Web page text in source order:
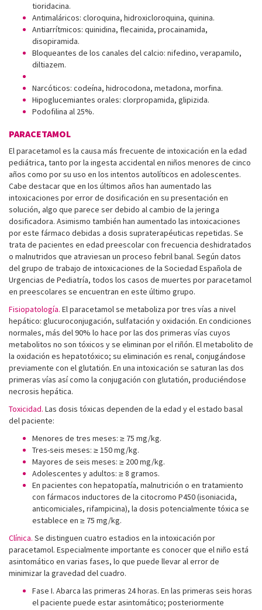
tioridacina.
Antimaláricos: cloroquina, hidroxicloroquina, quinina.
Antiarrítmicos: quinidina, flecainida, procainamida,
disopiramida.
Bloqueantes de los canales del calcio: nifedino, verapamilo,
diltiazem.
Narcóticos: codeína, hidrocodona, metadona, morfina.
Hipoglucemiantes orales: clorpropamida, glipizida.
Podofilina al 25%.
PARACETAMOL
El paracetamol es la causa más frecuente de intoxicación en la edad
pediátrica, tanto por la ingesta accidental en niños menores de cinco
años como por su uso en los intentos autolíticos en adolescentes.
Cabe destacar que en los últimos años han aumentado las
intoxicaciones por error de dosificación en su presentación en
solución, algo que parece ser debido al cambio de la jeringa
dosificadora. Asimismo también han aumentado las intoxicaciones
por este fármaco debidas a dosis supraterapéuticas repetidas. Se
trata de pacientes en edad preescolar con frecuencia deshidratados
o malnutridos que atraviesan un proceso febril banal. Según datos
del grupo de trabajo de intoxicaciones de la Sociedad Española de
Urgencias de Pediatría, todos los casos de muertes por paracetamol
en preescolares se encuentran en este último grupo.
Fisiopatología. El paracetamol se metaboliza por tres vías a nivel
hepático: glucuroconjugación, sulfatación y oxidación. En condiciones
normales, más del 90% lo hace por las dos primeras vías cuyos
metabolitos no son tóxicos y se eliminan por el riñón. El metabolito de
la oxidación es hepatotóxico; su eliminación es renal, conjugándose
previamente con el glutatión. En una intoxicación se saturan las dos
primeras vías así como la conjugación con glutatión, produciéndose
necrosis hepática.
Toxicidad. Las dosis tóxicas dependen de la edad y el estado basal
del paciente:
Menores de tres meses: ≥ 75 mg/kg.
Tres-seis meses: ≥ 150 mg/kg.
Mayores de seis meses: ≥ 200 mg/kg.
Adolescentes y adultos: ≥ 8 gramos.
En pacientes con hepatopatía, malnutrición o en tratamiento
con fármacos inductores de la citocromo P450 (isoniacida,
anticomiciales, rifampicina), la dosis potencialmente tóxica se
establece en ≥ 75 mg/kg.
Clínica. Se distinguen cuatro estadios en la intoxicación por
paracetamol. Especialmente importante es conocer que el niño está
asintomático en varias fases, lo que puede llevar al error de
minimizar la gravedad del cuadro.
Fase I. Abarca las primeras 24 horas. En las primeras seis horas
el paciente puede estar asintomático; posteriormente